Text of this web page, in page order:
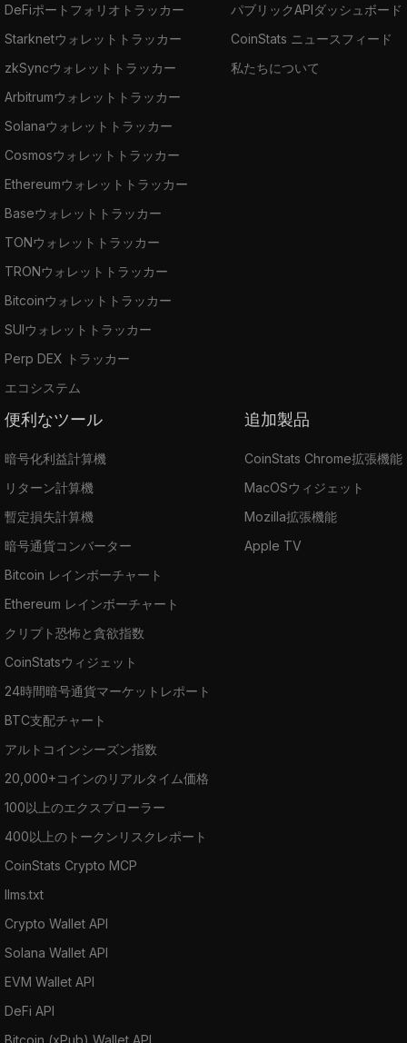
DeFiポートフォリオトラッカー
Starknetウォレットトラッカー
zkSyncウォレットトラッカー
Arbitrumウォレットトラッカー
Solanaウォレットトラッカー
Cosmosウォレットトラッカー
Ethereumウォレットトラッカー
Baseウォレットトラッカー
TONウォレットトラッカー
TRONウォレットトラッカー
Bitcoinウォレットトラッカー
SUIウォレットトラッカー
Perp DEX トラッカー
エコシステム
パブリックAPIダッシュボード
CoinStats ニュースフィード
私たちについて
便利なツール
暗号化利益計算機
リターン計算機
暫定損失計算機
暗号通貨コンバーター
Bitcoin レインボーチャート
Ethereum レインボーチャート
クリプト恐怖と貪欲指数
CoinStatsウィジェット
24時間暗号通貨マーケットレポート
BTC支配チャート
アルトコインシーズン指数
20,000+コインのリアルタイム価格
100以上のエクスプローラー
400以上のトークンリスクレポート
CoinStats Crypto MCP
llms.txt
Crypto Wallet API
Solana Wallet API
EVM Wallet API
DeFi API
Bitcoin (xPub) Wallet API
追加製品
CoinStats Chrome拡張機能
MacOSウィジェット
Mozilla拡張機能
Apple TV